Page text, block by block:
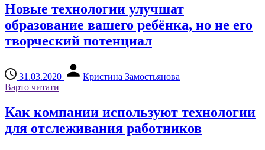
Новые технологии улучшат
образование вашего ребёнка, но не его
творческий потенциал
31.03.2020
Кристина Замостьянова
Варто читати
Как компании используют технологии
для отслеживания работников